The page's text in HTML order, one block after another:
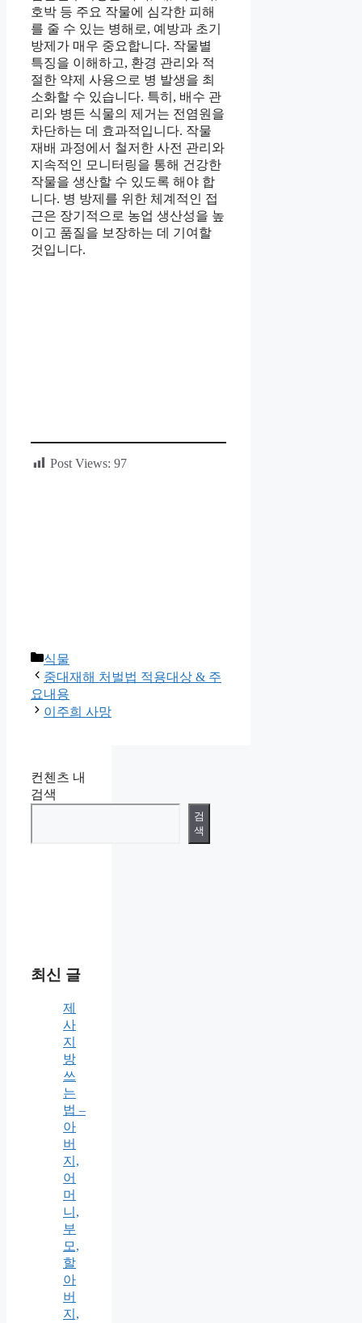
호박 등 주요 작물에 심각한 피해
를 줄 수 있는 병해로, 예방과 초기
방제가 매우 중요합니다. 작물별
특징을 이해하고, 환경 관리와 적
절한 약제 사용으로 병 발생을 최
소화할 수 있습니다. 특히, 배수 관
리와 병든 식물의 제거는 전염원을
차단하는 데 효과적입니다. 작물
재배 과정에서 철저한 사전 관리와
지속적인 모니터링을 통해 건강한
작물을 생산할 수 있도록 해야 합
니다. 병 방제를 위한 체계적인 접
근은 장기적으로 농업 생산성을 높
이고 품질을 보장하는 데 기여할
것입니다.
Post Views: 97
카
테
고
리
식물
중대재해 처벌법 적용대상 & 주
요내용
이주희 사망
컨첸츠 내
검색
검
색
최신 글
제
사
지
방
쓰
는
법 –
아
버
지,
어
머
니,
부
모,
할
아
버
지,